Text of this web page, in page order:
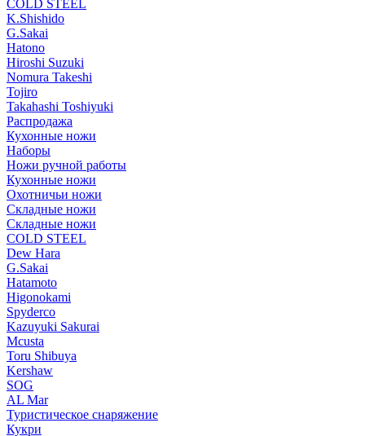
COLD STEEL
K.Shishido
G.Sakai
Hatono
Hiroshi Suzuki
Nomura Takeshi
Tojiro
Takahashi Toshiyuki
Распродажа
Кухонные ножи
Наборы
Ножи ручной работы
Кухонные ножи
Охотничьи ножи
Складные ножи
Складные ножи
COLD STEEL
Dew Hara
G.Sakai
Hatamoto
Higonokami
Spyderco
Kazuyuki Sakurai
Mcusta
Toru Shibuya
Kershaw
SOG
AL Mar
Туристическое снаряжение
Кукри